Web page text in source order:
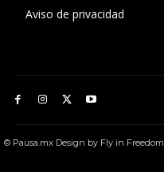
Aviso de privacidad
© Pausa.mx Design by Fly in Freedom